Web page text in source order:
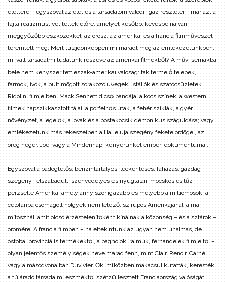
élettere – egyszóval az élet és a társadalom valódi, igaz részletei – már azt a
fajta realizmust vetítették előre, amelyet később, kevésbé naivan,
meggyőzőbb eszközökkel, az orosz, az amerikai és a francia filmművészet
teremtett meg. Mert tulajdonképpen mi maradt meg az emlékezetünkben,
mi vált társadalmi tudatunk részévé az amerikai filmekből? A művi sémákba
bele nem kényszerített észak-amerikai valóság: fakitermelő telepek,
farmok, ivók, a pult mögött sorakozó üvegek, istállók és szatócsüzletek
Ridolini filmjeiben. Mack Sennett dicső bandája, a kocsiszínek, a western
filmek napszikkasztott tájai, a porfelhős utak, a fehér sziklák, a gyér
növényzet, a legelők, a lovak és a postakocsik démonikus száguldása; vagy
emlékezetünk más rekeszeiben a Halleluja szegény fekete ördögei, az
öreg néger, Joe; vagy a Mindennapi kenyerünket emberi dokumentumai.
Egyszóval a bádogtetős, benzintartályos, léckerítéses, faházas, gazdag-
szegény, felszabadult, szenvedélyes és nyugtalan, mocskos és tűz
perzselte Amerika, amely annyiszor igazabb és mélyebb a milliomosok, a
celofánba csomagolt hölgyek nem létező, szirupos Amerikájánál, a mai
mítosznál, amit olcsó érzéstelenítőként kínálnak a közönség – és a sztárok –
örömére. A francia filmben – ha eltekintünk az ugyan nem unalmas, de
ostoba, provinciális termékektől, a pagnolok, raimuk, fernandelek filmjeitől –
olyan jelentős személyiségek neve marad fenn, mint Clair, Renoir, Carné,
vagy a másodvonalban Duvivier. Ők, miközben makacsul kutatták, keresték,
a túláradó társadalmi eszméktől szétzüllesztett Franciaország valóságát,